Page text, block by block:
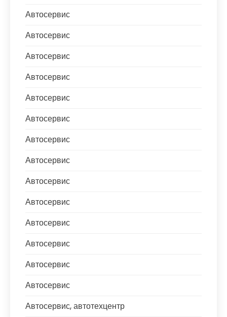
Автосервис
Автосервис
Автосервис
Автосервис
Автосервис
Автосервис
Автосервис
Автосервис
Автосервис
Автосервис
Автосервис
Автосервис
Автосервис
Автосервис
Автосервис, автотехцентр